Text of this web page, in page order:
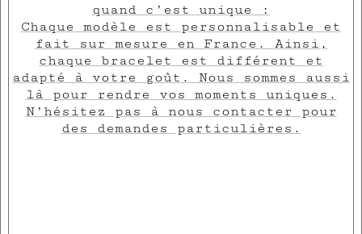
close
quand c’est unique :
Chaque modèle est personnalisable et
fait sur mesure en France. Ainsi,
chaque bracelet est différent et
adapté à votre goût. Nous sommes aussi
là pour rendre vos moments uniques.
N’hésitez pas à nous contacter pour
des demandes particulières.